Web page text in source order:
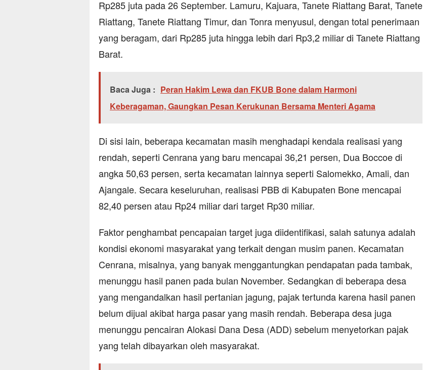
Rp285 juta pada 26 September. Lamuru, Kajuara, Tanete Riattang Barat, Tanete
Riattang, Tanete Riattang Timur, dan Tonra menyusul, dengan total penerimaan
yang beragam, dari Rp285 juta hingga lebih dari Rp3,2 miliar di Tanete Riattang
Barat.
Baca Juga : Peran Hakim Lewa dan FKUB Bone dalam Harmoni
Keberagaman, Gaungkan Pesan Kerukunan Bersama Menteri Agama
Di sisi lain, beberapa kecamatan masih menghadapi kendala realisasi yang
rendah, seperti Cenrana yang baru mencapai 36,21 persen, Dua Boccoe di
angka 50,63 persen, serta kecamatan lainnya seperti Salomekko, Amali, dan
Ajangale. Secara keseluruhan, realisasi PBB di Kabupaten Bone mencapai
82,40 persen atau Rp24 miliar dari target Rp30 miliar.
Faktor penghambat pencapaian target juga diidentifikasi, salah satunya adalah
kondisi ekonomi masyarakat yang terkait dengan musim panen. Kecamatan
Cenrana, misalnya, yang banyak menggantungkan pendapatan pada tambak,
menunggu hasil panen pada bulan November. Sedangkan di beberapa desa
yang mengandalkan hasil pertanian jagung, pajak tertunda karena hasil panen
belum dijual akibat harga pasar yang masih rendah. Beberapa desa juga
menunggu pencairan Alokasi Dana Desa (ADD) sebelum menyetorkan pajak
yang telah dibayarkan oleh masyarakat.